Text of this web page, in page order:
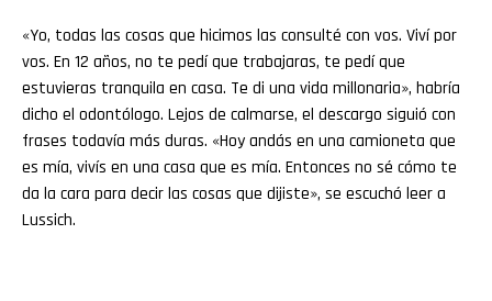
«Yo, todas las cosas que hicimos las consulté con vos. Viví por
vos. En 12 años, no te pedí que trabajaras, te pedí que
estuvieras tranquila en casa. Te di una vida millonaria», habría
dicho el odontólogo. Lejos de calmarse, el descargo siguió con
frases todavía más duras. «Hoy andás en una camioneta que
es mía, vivís en una casa que es mía. Entonces no sé cómo te
da la cara para decir las cosas que dijiste», se escuchó leer a
Lussich.